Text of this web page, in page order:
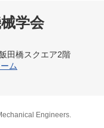
学会
田橋スクエア2階
ム
Engineers.